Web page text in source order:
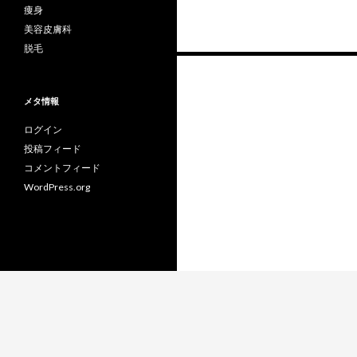
痩身
美容皮膚科
脱毛
メタ情報
ログイン
投稿フィード
コメントフィード
WordPress.org